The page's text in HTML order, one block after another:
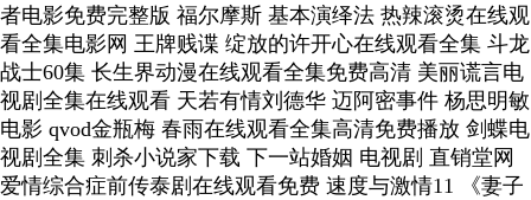
者电影免费完整版 福尔摩斯 基本演绎法 热辣滚烫在线观
看全集电影网 王牌贱谍 绽放的许开心在线观看全集 斗龙
战士60集 长生界动漫在线观看全集免费高清 美丽谎言电
视剧全集在线观看 天若有情刘德华 迈阿密事件 杨思明敏
电影 qvod金瓶梅 春雨在线观看全集高清免费播放 剑蝶电
视剧全集 刺杀小说家下载 下一站婚姻 电视剧 直销堂网
爱情综合症前传泰剧在线观看免费 速度与激情11 《妻子